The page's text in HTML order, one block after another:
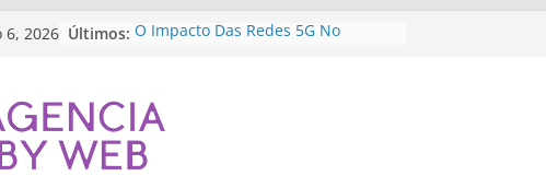
2026 Últimos: O Impacto Das Redes 5G No
As Inovações Tecnológicas Futuras
Ferramentas De Inteligência
Artificial Para Análise De Dados
A Importância Da Inovação